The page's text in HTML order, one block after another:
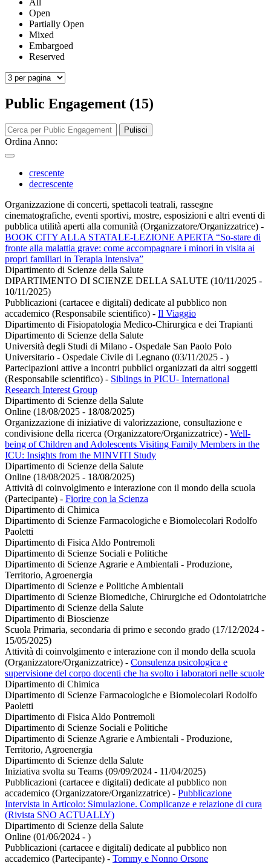
Open
Partially Open
Mixed
Embargoed
Reserved
Public Engagement (15)
Pulisci
Ordina Anno:
crescente
decrescente
Organizzazione di concerti, spettacoli teatrali, rassegne
cinematografiche, eventi sportivi, mostre, esposizioni e altri eventi di
pubblica utilità aperti alla comunità (Organizzatore/Organizzatrice) -
BOOK CITY ALLA STATALE-LEZIONE APERTA “So-stare di
fronte alla malattia grave: come accompagnare i minori in visita ai
propri familiari in Terapia Intensiva”
Dipartimento di Scienze della Salute
DIPARTIMENTO DI SCIENZE DELLA SALUTE (10/11/2025 -
10/11/2025)
Pubblicazioni (cartacee e digitali) dedicate al pubblico non
accademico (Responsabile scientifico) - Il Viaggio
Dipartimento di Fisiopatologia Medico-Chirurgica e dei Trapianti
Dipartimento di Scienze della Salute
Università degli Studi di Milano - Ospedale San Paolo Polo
Universitario - Ospedale Civile di Legnano (03/11/2025 - )
Partecipazioni attive a incontri pubblici organizzati da altri soggetti
(Responsabile scientifico) - Siblings in PICU- International
Research Interest Group
Dipartimento di Scienze della Salute
Online (18/08/2025 - 18/08/2025)
Organizzazione di iniziative di valorizzazione, consultazione e
condivisione della ricerca (Organizzatore/Organizzatrice) - Well-
being of Children and Adolescents Visiting Family Members in the
ICU: Insights from the MINVITI Study
Dipartimento di Scienze della Salute
Online (18/08/2025 - 18/08/2025)
Attività di coinvolgimento e interazione con il mondo della scuola
(Partecipante) - Fiorire con la Scienza
Dipartimento di Chimica
Dipartimento di Scienze Farmacologiche e Biomolecolari Rodolfo
Paoletti
Dipartimento di Fisica Aldo Pontremoli
Dipartimento di Scienze Sociali e Politiche
Dipartimento di Scienze Agrarie e Ambientali - Produzione,
Territorio, Agroenergia
Dipartimento di Scienze e Politiche Ambientali
Dipartimento di Scienze Biomediche, Chirurgiche ed Odontoiatriche
Dipartimento di Scienze della Salute
Dipartimento di Bioscienze
Scuola Primaria, secondaria di primo e secondo grado (17/12/2024 -
15/05/2025)
Attività di coinvolgimento e interazione con il mondo della scuola
(Organizzatore/Organizzatrice) - Consulenza psicologica e
supervisione del corpo docenti che ha svolto i laboratori nelle scuole
Dipartimento di Chimica
Dipartimento di Scienze Farmacologiche e Biomolecolari Rodolfo
Paoletti
Dipartimento di Fisica Aldo Pontremoli
Dipartimento di Scienze Sociali e Politiche
Dipartimento di Scienze Agrarie e Ambientali - Produzione,
Territorio, Agroenergia
Dipartimento di Scienze della Salute
Iniziativa svolta su Teams (09/09/2024 - 11/04/2025)
Pubblicazioni (cartacee e digitali) dedicate al pubblico non
accademico (Organizzatore/Organizzatrice) - Pubblicazione
Intervista in Articolo: Simulazione. Complicanze e relazione di cura
(Rivista SNO ACTUALLY)
Dipartimento di Scienze della Salute
Online (01/06/2024 - )
Pubblicazioni (cartacee e digitali) dedicate al pubblico non
accademico (Partecipante) - Tommy e Nonno Orsone